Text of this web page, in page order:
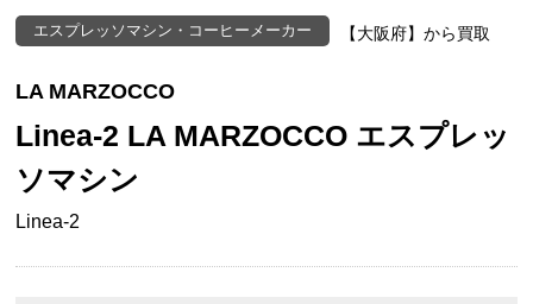
エスプレッソマシン・コーヒーメーカー 【大阪府】から買取
LA MARZOCCO
Linea-2 LA MARZOCCO エスプレッ
ソマシン
Linea-2